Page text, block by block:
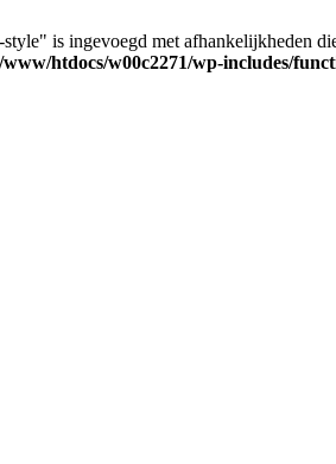
is ingevoegd met afhankelijkheden
/www/htdocs/w00c2271/wp-includes/